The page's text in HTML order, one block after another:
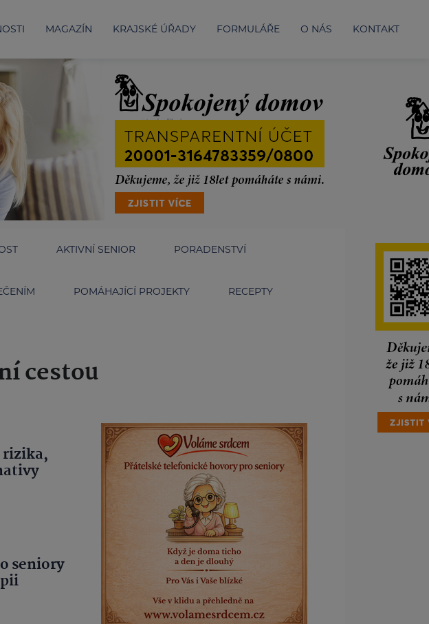
MAGAZÍN KRAJSKÉ ÚŘADY FORMULÁŘE O NÁS KONTAKT
AKTIVNÍ SENIOR PORADENSTVÍ
POMÁHAJÍCÍ PROJEKTY RECEPTY
cestou
rizika,
seniory